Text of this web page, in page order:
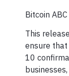
Bitcoin
This
ensure
10